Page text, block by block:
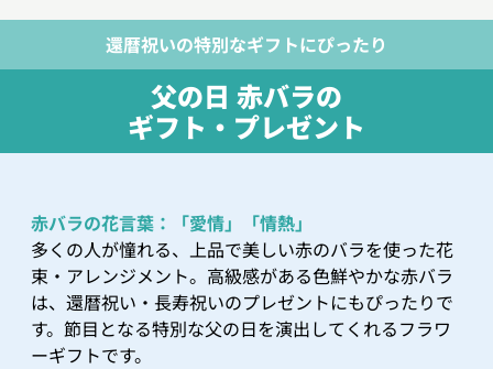
還暦祝いの特別なギフトにぴったり
父の日 赤バラの
ギフト・プレゼント
赤バラの花言葉：「愛情」「情熱」
多くの人が憧れる、上品で美しい赤のバラを使った花
束・アレンジメント。高級感がある色鮮やかな赤バラ
は、還暦祝い・長寿祝いのプレゼントにもぴったりで
す。節目となる特別な父の日を演出してくれるフラワ
ーギフトです。